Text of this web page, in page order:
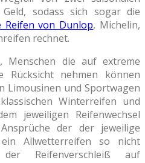
sodass sich sogar die
Reifen von Dunlop, Michelin,
rechnet.
Menschen die auf extreme
Rücksicht nehmen können
Limousinen und Sportwagen
Winterreifen und
jeweiligen Reifenwechsel
der der jeweilige
Allwetterreifen so nicht
Reifenverschleiß auf